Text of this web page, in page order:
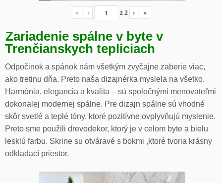
« ‹ z2 › »
Zariadenie spálne v byte v
Trenčianskych tepliciach
Odpočinok a spánok nám všetkým zvyčajne zaberie viac,
ako tretinu dňa. Preto naša dizajnérka myslela na všetko.
Harmónia, elegancia a kvalita – sú spoločnými menovateľmi
dokonalej modernej spálne. Pre dizajn spálne sú vhodné
skôr svetlé a teplé tóny, ktoré pozitívne ovplyvňujú myslenie.
Preto sme použili drevodekor, ktorý je v celom byte a bielu
lesklú farbu. Skrine su otváravé s bokmi ,ktoré tvoria krásny
odkladací priestor.